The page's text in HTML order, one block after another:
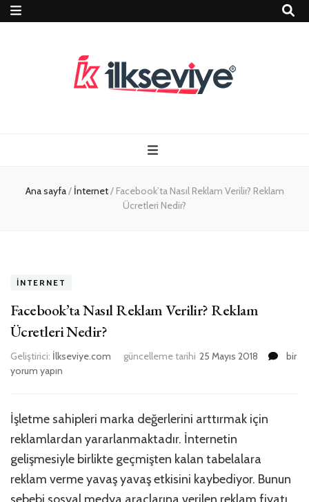
ve Travel – Tur
Rehberi
Ana sayfa/ İnternet/ Facebook’ta Nasıl Reklam Verilir? Reklam
Ücretleri Nedir?
İNTERNET
Facebook’ta Nasıl Reklam Verilir? Reklam
Ücretleri Nedir?
Geliştirici: İlkseviye.com güncelleme tarihi 25 Mayıs 2018
bir
yorum yapın
İşletme sahipleri marka değerlerini arttırmak için
reklamlardan yararlanmaktadır. İnternetin
gelişmesiyle birlikte geçmişten kalan tabelalara
reklam verme yavaş yavaş etkisini kaybediyor. Bunun